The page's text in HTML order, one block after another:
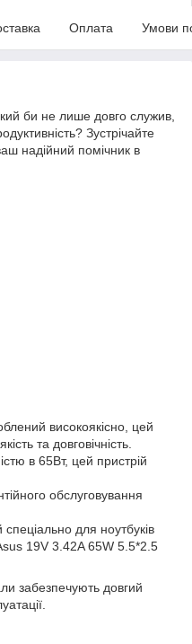
Оплата Умови
би не лише довго служив,
Зустрічайте
надійний помічник в
високоякісно, цей
та довговічність.
в 65Вт, цей пристрій
обслуговування
для ноутбуків
19V 3.42A 65W 5.5*2.5
забезпечують довгий